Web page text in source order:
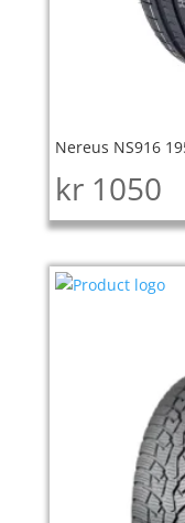
Nereus NS916
kr 1050